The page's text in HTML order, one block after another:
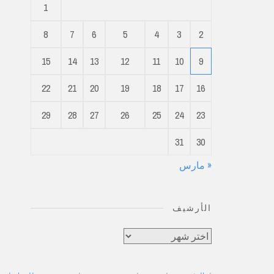
1
2
3
4
5
6
7
8
9
10
11
12
13
14
15
16
17
18
19
20
21
22
23
24
25
26
27
28
29
30
31
« مارس
الأرشيف
الأرشيف